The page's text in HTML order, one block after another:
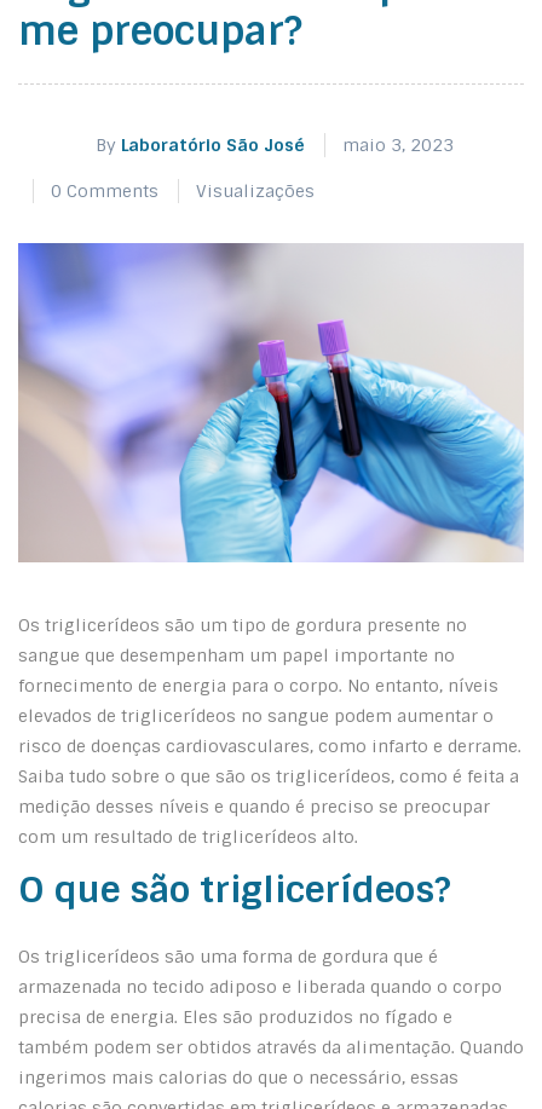
me preocupar?
By Laboratório São José maio 3, 2023
0 Comments Visualizações
Os triglicerídeos são um tipo de gordura presente no
sangue que desempenham um papel importante no
fornecimento de energia para o corpo. No entanto, níveis
elevados de triglicerídeos no sangue podem aumentar o
risco de doenças cardiovasculares, como infarto e derrame.
Saiba tudo sobre o que são os triglicerídeos, como é feita a
medição desses níveis e quando é preciso se preocupar
com um resultado de triglicerídeos alto.
O que são triglicerídeos?
Os triglicerídeos são uma forma de gordura que é
armazenada no tecido adiposo e liberada quando o corpo
precisa de energia. Eles são produzidos no fígado e
também podem ser obtidos através da alimentação. Quando
ingerimos mais calorias do que o necessário, essas